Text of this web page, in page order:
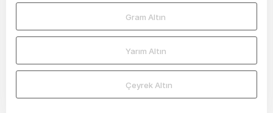
Gram Altın
Yarım Altın
Çeyrek Altın